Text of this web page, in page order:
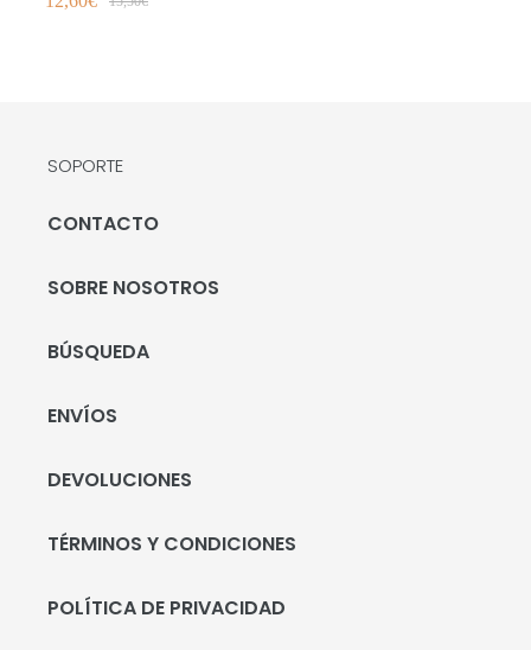
SOPORTE
CONTACTO
SOBRE NOSOTROS
BÚSQUEDA
ENVÍOS
DEVOLUCIONES
TÉRMINOS Y CONDICIONES
POLÍTICA DE PRIVACIDAD